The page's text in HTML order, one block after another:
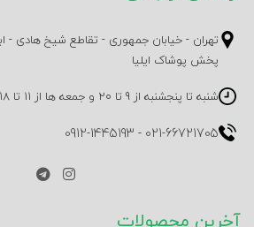
پخش پوشاک ایلیا
شنبه تا پنجشنبه از 9 تا 20 و جمعه ها از 11 تا 18
021-66721705
-
0912-1445193
آخرین محصولات